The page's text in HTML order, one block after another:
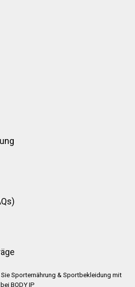
Sie Sporternährung & Sportbekleidung mit
BODY IP